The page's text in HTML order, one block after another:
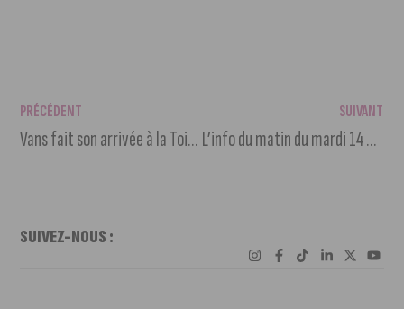
PRÉCÉDENT
Vans fait son arrivée à la Toison d’Or
SUIVANT
L’info du matin du mardi 14 mars 2023
SUIVEZ-NOUS :